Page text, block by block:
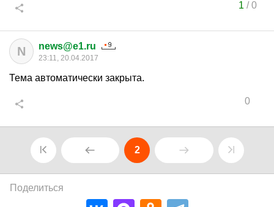
1 /0
N news@e1.ru
23:11, 20.04.2017
Тема автоматически закрыта.
0
2
Поделиться